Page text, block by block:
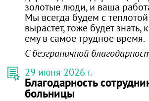
золотые люди, и ваша
Мы всегда будем с
вырастет, тоже будет
ему в самое трудное время.
С безграничной
29 июня 2026 г.
Благодарность
больницы